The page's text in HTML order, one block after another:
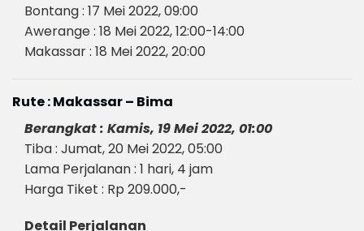
Bontang : 17 Mei 2022, 09:00
Awerange : 18 Mei 2022, 12:00-14:00
Makassar : 18 Mei 2022, 20:00
Rute : Makassar – Bima
Berangkat : Kamis, 19 Mei 2022, 01:00
Tiba : Jumat, 20 Mei 2022, 05:00
Lama Perjalanan : 1 hari, 4 jam
Harga Tiket : Rp 209.000,-
Detail Perjalanan